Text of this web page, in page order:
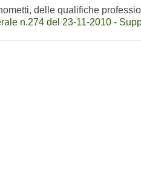
delle qualifiche
n.274 del 23-11-2010 -